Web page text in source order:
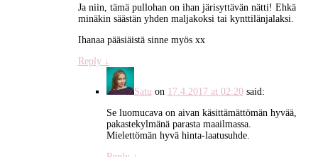
Ja niin, tämä pullohan on ihan järisyttävän nätti! Ehkä
minäkin säästän yhden maljakoksi tai kynttilänjalaksi.
Ihanaa pääsiäistä sinne myös xx
Reply ↓
Satuon 17.4.2017 at 02:20 said:
Se luomucava on aivan käsittämättömän hyvää,
pakastekylmänä parasta maailmassa.
Mielettömän hyvä hinta-laatusuhde.